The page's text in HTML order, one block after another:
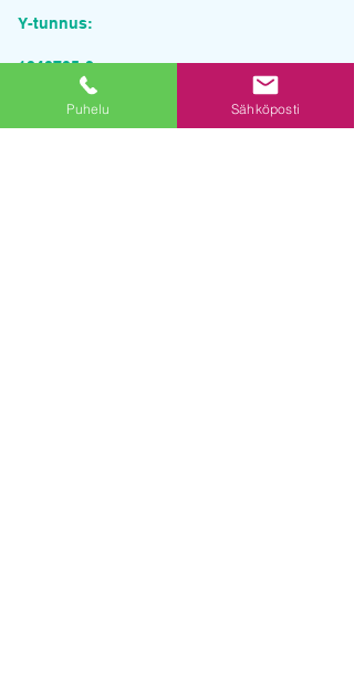
Y-tunnus:
1840705-2
Pyydä tarjous palvelusta
Puhelu Sähköposti